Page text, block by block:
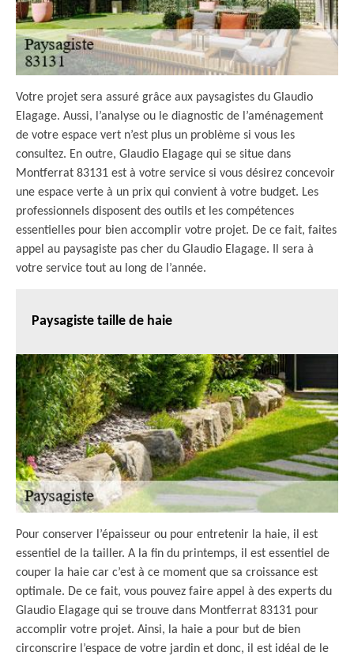
Votre projet sera assuré grâce aux paysagistes du Glaudio
Elagage. Aussi, l’analyse ou le diagnostic de l’aménagement
de votre espace vert n’est plus un problème si vous les
consultez. En outre, Glaudio Elagage qui se situe dans
Montferrat 83131 est à votre service si vous désirez concevoir
une espace verte à un prix qui convient à votre budget. Les
professionnels disposent des outils et les compétences
essentielles pour bien accomplir votre projet. De ce fait, faites
appel au paysagiste pas cher du Glaudio Elagage. Il sera à
votre service tout au long de l’année.
Paysagiste taille de haie
Pour conserver l’épaisseur ou pour entretenir la haie, il est
essentiel de la tailler. A la fin du printemps, il est essentiel de
couper la haie car c’est à ce moment que sa croissance est
optimale. De ce fait, vous pouvez faire appel à des experts du
Glaudio Elagage qui se trouve dans Montferrat 83131 pour
accomplir votre projet. Ainsi, la haie a pour but de bien
circonscrire l’espace de votre jardin et donc, il est idéal de le